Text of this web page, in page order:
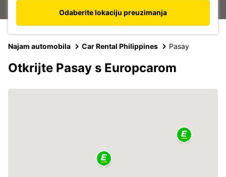
Odaberite lokaciju preuzimanja
Najam automobila Car Rental Philippines Pasay
Otkrijte Pasay s Europcarom